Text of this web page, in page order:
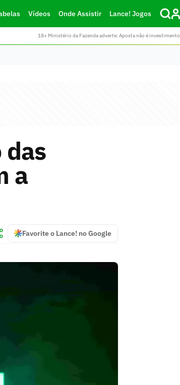
Vídeos Onde Assistir Lance! Jogos
18+ Ministério da Fazenda adverte: Aposta não é investimento
das
a
Favorite o Lance! no Google